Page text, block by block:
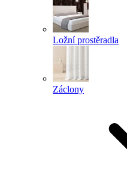
Ložní prostěradla
Záclony